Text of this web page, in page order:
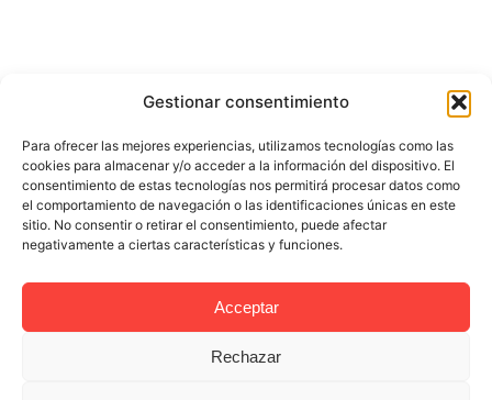
Gestionar consentimiento
Para ofrecer las mejores experiencias, utilizamos tecnologías como las
cookies para almacenar y/o acceder a la información del dispositivo. El
consentimiento de estas tecnologías nos permitirá procesar datos como
el comportamiento de navegación o las identificaciones únicas en este
sitio. No consentir o retirar el consentimiento, puede afectar
negativamente a ciertas características y funciones.
Acceptar
Rechazar